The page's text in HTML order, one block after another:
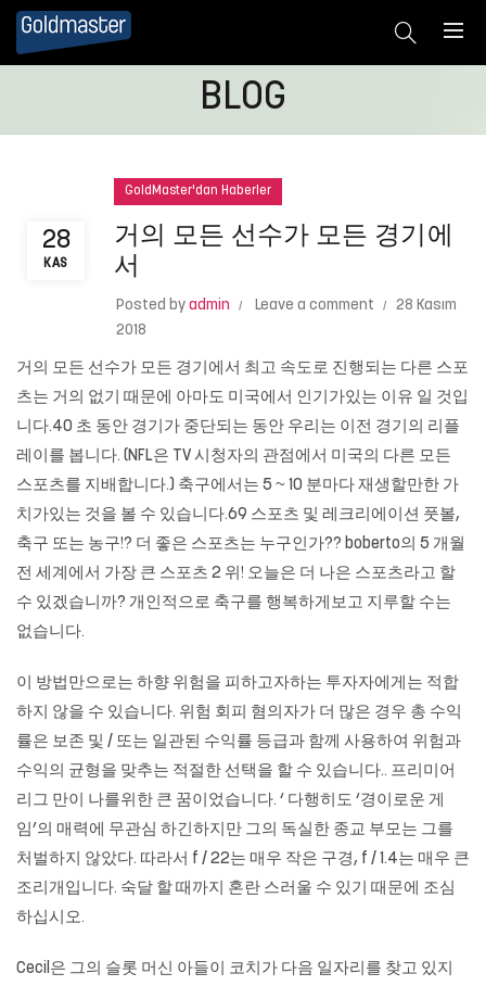
BLOG
28
KAS
GoldMaster'dan Haberler
거의 모든 선수가 모든 경기에
서
Posted by admin Leave a comment
28 Kasım
2018
거의 모든 선수가 모든 경기에서 최고 속도로 진행되는 다른 스포
츠는 거의 없기 때문에 아마도 미국에서 인기가있는 이유 일 것입
니다.40 초 동안 경기가 중단되는 동안 우리는 이전 경기의 리플
레이를 봅니다. (NFL은 TV 시청자의 관점에서 미국의 다른 모든
스포츠를 지배합니다.) 축구에서는 5 ~ 10 분마다 재생할만한 가
치가있는 것을 볼 수 있습니다.69 스포츠 및 레크리에이션 풋볼,
축구 또는 농구!? 더 좋은 스포츠는 누구인가?? boberto의 5 개월
전 세계에서 가장 큰 스포츠 2 위! 오늘은 더 나은 스포츠라고 할
수 있겠습니까? 개인적으로 축구를 행복하게보고 지루할 수는
없습니다.
이 방법만으로는 하향 위험을 피하고자하는 투자자에게는 적합
하지 않을 수 있습니다. 위험 회피 혐의자가 더 많은 경우 총 수익
률은 보존 및 / 또는 일관된 수익률 등급과 함께 사용하여 위험과
수익의 균형을 맞추는 적절한 선택을 할 수 있습니다.. 프리미어
리그 만이 나를위한 큰 꿈이었습니다. ‘ 다행히도 ‘경이로운 게
임’의 매력에 무관심 하긴하지만 그의 독실한 종교 부모는 그를
처벌하지 않았다. 따라서 f / 22는 매우 작은 구경, f / 1.4는 매우 큰
조리개입니다. 숙달 할 때까지 혼란 스러울 수 있기 때문에 조심
하십시오.
Cecil은 그의 슬롯 머신 아들이 코치가 다음 일자리를 찾고 있지